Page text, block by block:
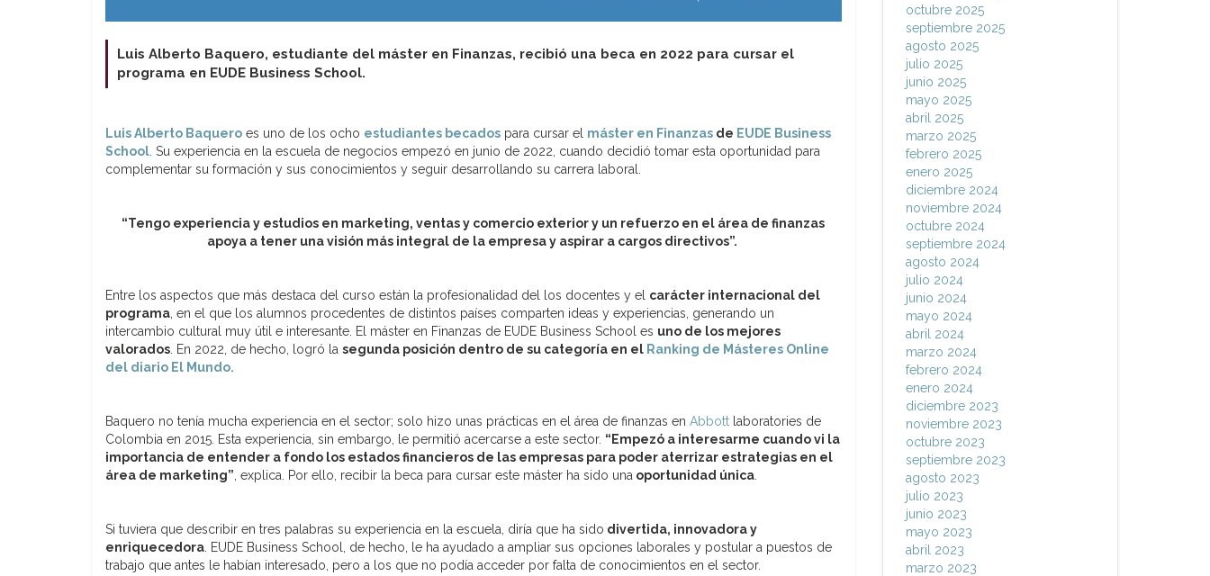
Luis Alberto Baquero, estudiante del máster en Finanzas, recibió una beca en 2022 para cursar el
programa en EUDE Business School.
Luis Alberto Baquero es uno de los ocho estudiantes becados para cursar el máster en Finanzas de EUDE Business
School. Su experiencia en la escuela de negocios empezó en junio de 2022, cuando decidió tomar esta oportunidad para
complementar su formación y sus conocimientos y seguir desarrollando su carrera laboral.
“Tengo experiencia y estudios en marketing, ventas y comercio exterior y un refuerzo en el área de finanzas
apoya a tener una visión más integral de la empresa y aspirar a cargos directivos”.
Entre los aspectos que más destaca del curso están la profesionalidad del los docentes y el carácter internacional del
programa, en el que los alumnos procedentes de distintos países comparten ideas y experiencias, generando un
intercambio cultural muy útil e interesante. El máster en Finanzas de EUDE Business School es uno de los mejores
valorados. En 2022, de hecho, logró la segunda posición dentro de su categoría en el Ranking de Másteres Online
del diario El Mundo.
Baquero no tenía mucha experiencia en el sector; solo hizo unas prácticas en el área de finanzas en Abbott laboratories de
Colombia en 2015. Esta experiencia, sin embargo, le permitió acercarse a este sector. “Empezó a interesarme cuando vi la
importancia de entender a fondo los estados financieros de las empresas para poder aterrizar estrategias en el
área de marketing”, explica. Por ello, recibir la beca para cursar este máster ha sido una oportunidad única.
Si tuviera que describir en tres palabras su experiencia en la escuela, diría que ha sido divertida, innovadora y
enriquecedora. EUDE Business School, de hecho, le ha ayudado a ampliar sus opciones laborales y postular a puestos de
trabajo que antes le habían interesado, pero a los que no podía acceder por falta de conocimientos en el sector.
octubre 2025
septiembre 2025
agosto 2025
julio 2025
junio 2025
mayo 2025
abril 2025
marzo 2025
febrero 2025
enero 2025
diciembre 2024
noviembre 2024
octubre 2024
septiembre 2024
agosto 2024
julio 2024
junio 2024
mayo 2024
abril 2024
marzo 2024
febrero 2024
enero 2024
diciembre 2023
noviembre 2023
octubre 2023
septiembre 2023
agosto 2023
julio 2023
junio 2023
mayo 2023
abril 2023
marzo 2023